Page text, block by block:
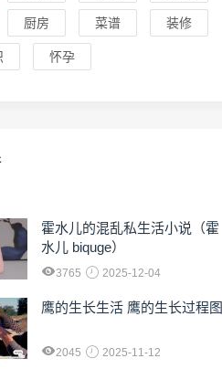
厨房 菜谱 装修
怀孕
霍水儿的混乱私生活小说（霍
水儿 biquge）
3765 2025-12-04
鹰的生长生活 鹰的生长过程图
2045 2025-11-12